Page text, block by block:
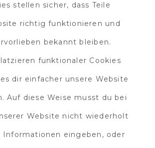
stellen sicher, dass Teile
richtig funktionieren und
bekannt bleiben.
funktionaler Cookies
dir einfacher unsere Website
Auf diese Weise musst du bei
Website nicht wiederholt
Informationen eingeben, oder